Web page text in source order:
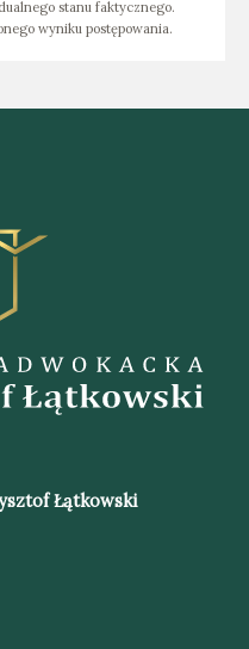
stanu faktycznego.
wyniku postępowania.
Łątkowski